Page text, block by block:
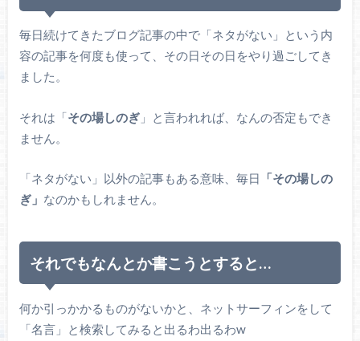
毎日続けてきたブログ記事の中で「ネタがない」という内
容の記事を何度も使って、その日その日をやり過ごしてき
ました。
それは「その場しのぎ」と言われれば、なんの否定もでき
ません。
「ネタがない」以外の記事もある意味、毎日 「その場しの
ぎ」 なのかもしれません。
それでもなんとか書こうとすると…
何か引っかかるものがないかと、ネットサーフィンをして
「名言」と検索してみると出るわ出るわw